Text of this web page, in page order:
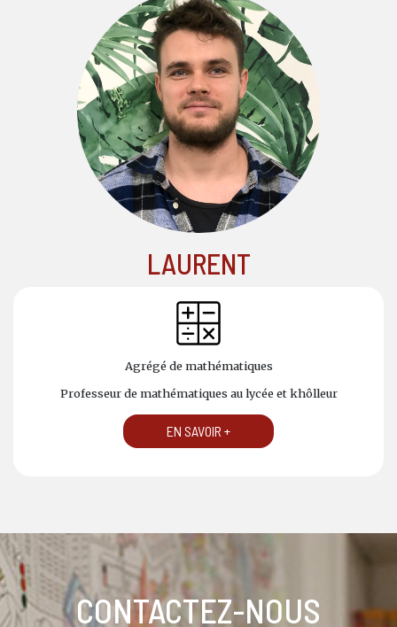
LAURENT
Agrégé de mathématiques
Professeur de mathématiques au lycée et khôlleur
EN SAVOIR +
CONTACTEZ-NOUS